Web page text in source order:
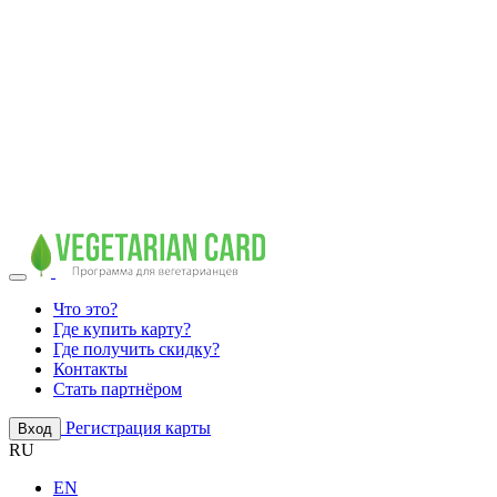
Что это?
Где купить карту?
Где получить скидку?
Контакты
Стать партнёром
Вход
Регистрация карты
RU
EN